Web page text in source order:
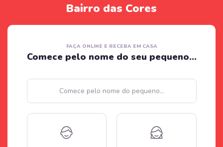
Bairro das Cores
FAÇA ONLINE E RECEBA EM CASA
Comece pelo nome do seu pequeno...
Nome